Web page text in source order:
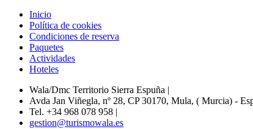
Inicio
Política de cookies
Condiciones de reserva
Paquetes
Actividades
Hoteles
Wala/Dmc Territorio Sierra Espuña |
Avda Jan Viñegla, nº 28, CP 30170, Mula, ( Murcia) -
Tel. +34 968 078 958 |
gestion@turismowala.es